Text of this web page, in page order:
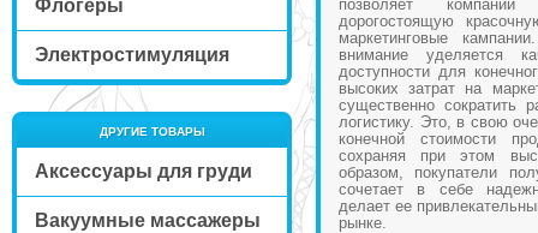
Флогеры
Электростимуляция
ДРУГИЕ ТОВАРЫ
Аксессуары для груди
Вакуумные массажеры
позволяет
дорогостоящую
маркетинговые
внимание уделяется
доступности для
высоких затрат на
существенно сократить
логистику. Это, в свою
конечной стоимости
сохраняя при этом
образом, покупатели
сочетает в себе
делает ее
рынке.